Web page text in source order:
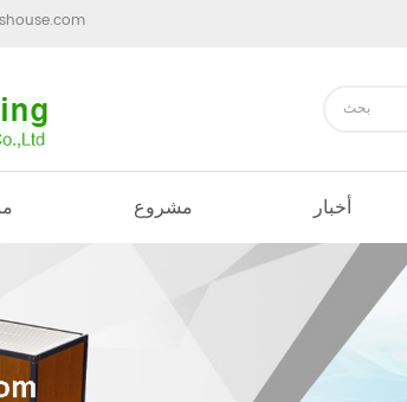
مشروع أخبار